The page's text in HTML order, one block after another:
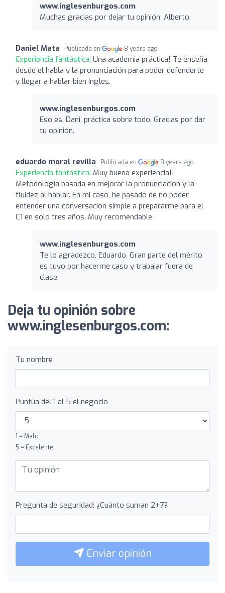
www.inglesenburgos.com
Muchas gracias por dejar tu opinión, Alberto.
Daniel Mata Publicada en 8 years ago
Experiencia fantástica: Una academia práctica! Te enseña
desde el habla y la pronunciación para poder defenderte
y llegar a hablar bien Ingles.
www.inglesenburgos.com
Eso es, Dani, práctica sobre todo. Gracias por dar
tu opinión.
eduardo moral revilla Publicada en 8 years ago
Experiencia fantástica: Muy buena experiencia!!
Metodologia basada en mejorar la pronunciacion y la
fluidez al hablar. En mi caso, he pasado de no poder
entender una conversacion simple a prepararme para el
C1 en solo tres años. Muy recomendable.
www.inglesenburgos.com
Te lo agradezco, Eduardo. Gran parte del mérito
es tuyo por hacerme caso y trabajar fuera de
clase.
Deja tu opinión sobre
www.inglesenburgos.com:
Tu nombre
Puntúa del 1 al 5 el negocio
1 = Malo
5 = Excelente
Pregunta de seguridad: ¿Cuánto suman 2+7?
Enviar opinión